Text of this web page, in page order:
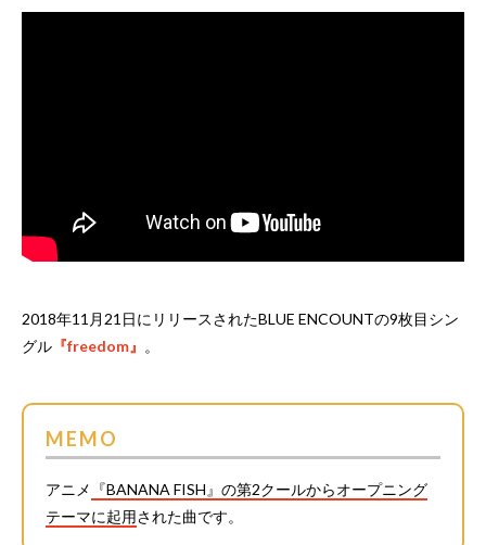
2018年11月21日にリリースされたBLUE ENCOUNTの9枚目シン
グル 『freedom』 。
MEMO
アニメ 『BANANA FISH』の第2クールからオープニング
テーマに起用された曲です。